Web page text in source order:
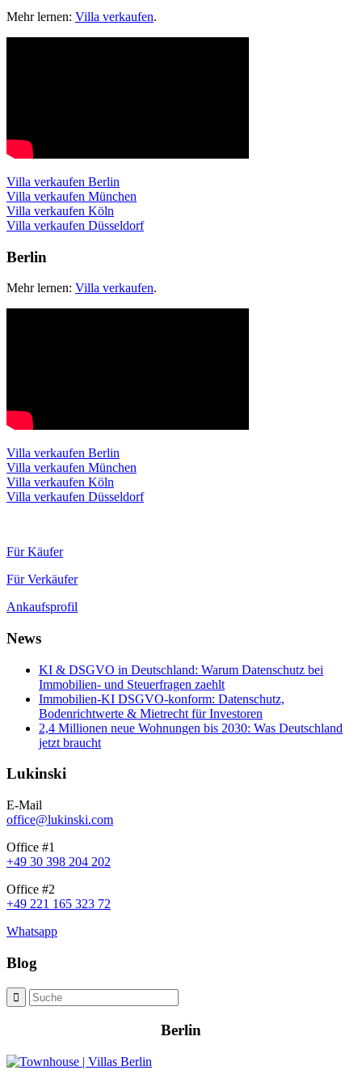
Mehr lernen: Villa verkaufen.
Villa verkaufen Berlin
Villa verkaufen München
Villa verkaufen Köln
Villa verkaufen Düsseldorf
Berlin
Mehr lernen: Villa verkaufen.
Villa verkaufen Berlin
Villa verkaufen München
Villa verkaufen Köln
Villa verkaufen Düsseldorf
Für Käufer
Für Verkäufer
Ankaufsprofil
News
KI & DSGVO in Deutschland: Warum Datenschutz bei
Immobilien- und Steuerfragen zaehlt
Immobilien-KI DSGVO-konform: Datenschutz,
Bodenrichtwerte & Mietrecht für Investoren
2,4 Millionen neue Wohnungen bis 2030: Was Deutschland
jetzt braucht
Lukinski
E-Mail
office@lukinski.com
Office #1
+49 30 398 204 202
Office #2
+49 221 165 323 72
Whatsapp
Blog
Berlin